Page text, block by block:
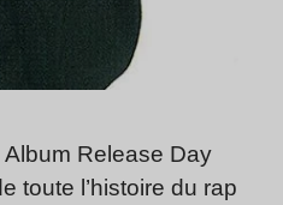
Release Day
toute l’histoire du rap